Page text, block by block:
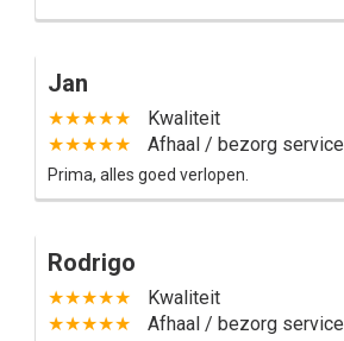
Jan
★★★★★
Kwaliteit
★★★★★
Afhaal / bezorg service
Prima, alles goed verlopen.
Rodrigo
★★★★★
Kwaliteit
★★★★★
Afhaal / bezorg service